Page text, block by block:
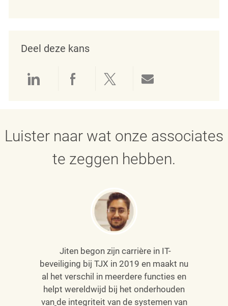
Deel deze kans
Delen via LinkedIn
Delen via Facebook
Delen via twitter
Luister naar wat onze associates
te zeggen hebben.
Jiten begon zijn carrière in IT-
beveiliging bij TJX in 2019 en maakt nu
al het verschil in meerdere functies en
helpt wereldwijd bij het onderhouden
van de integriteit van de systemen van